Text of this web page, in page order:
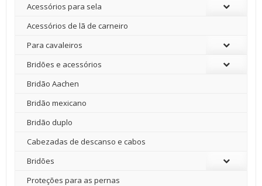
Acessórios para sela
Acessórios de lã de carneiro
Para cavaleiros
Bridões e acessórios
Bridão Aachen
Bridão mexicano
Bridão duplo
Cabezadas de descanso e cabos
Bridões
Proteções para as pernas